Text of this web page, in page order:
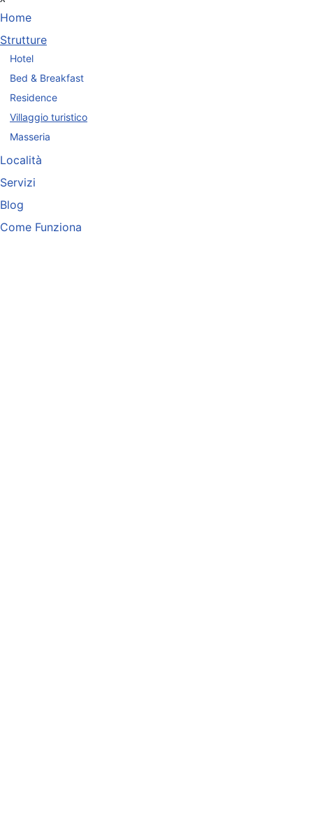
Home
Strutture
Hotel
Bed & Breakfast
Residence
Villaggio turistico
Masseria
Località
Servizi
Blog
Come Funziona